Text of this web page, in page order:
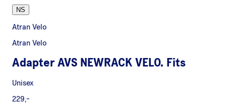
NS
Atran Velo
Atran Velo
Adapter AVS NEWRACK VELO. Fits
Unisex
229,-